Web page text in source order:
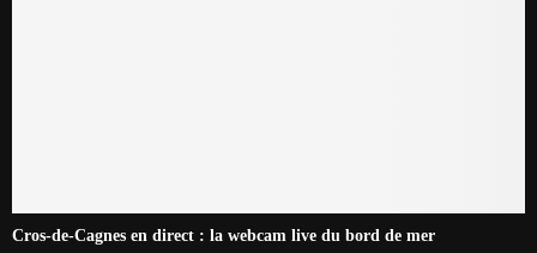
Cros-de-Cagnes en direct : la webcam live du bord de mer